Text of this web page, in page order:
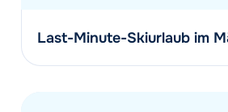
Last-Minute-Skiurlaub im